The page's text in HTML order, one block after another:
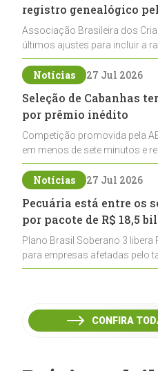
registro genealógico
Associação Brasileira dos
últimos ajustes para incluir a
de registros, abrindo caminho
pecuária nacional
Notícias 27 Jul 2026
Seleção de Cabanhas
por prêmio inédito
Competição promovida pela
em menos de sete minutos e
cabanhas na seleção
ao laço
Notícias 27 Jul 2026
Pecuária está entre os
por pacote de R$ 18,5
Plano Brasil Soberano 3 libera
para empresas afetadas pelo
inclui a pecuária entre os
CONFIRA